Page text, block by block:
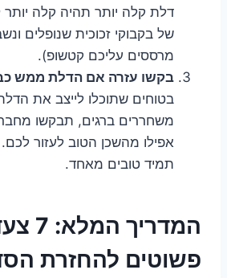
דלת קלה יותר תהיה קלה יותר
של בקבוקי זכוכית שנופלים
מרססים עליכם קטשופ).
בקשו עזרה אם הדלת ממש
בטוחים שתוכלו לייצב את
משחררים ברגים, תבקשו
אפילו מהשכן הטוב לעזור לכם.
תמיד טובים מאחד.
המדריך
פשוטים להחזרת